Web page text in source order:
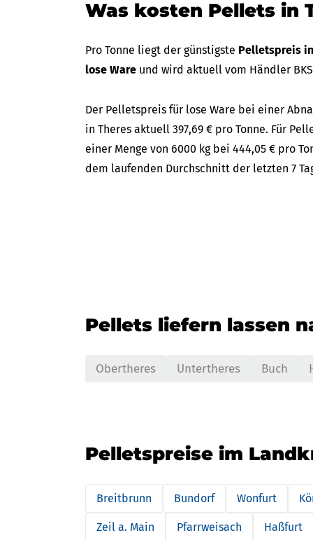
Was kosten Pellets in
Pro Tonne liegt der günstigste Pelletspreis
lose Ware und wird aktuell vom Händler
Der Pelletspreis für lose Ware bei einer
in Theres aktuell 397,69 € pro Tonne. Für
einer Menge von 6000 kg bei 444,05 € pro
dem laufenden Durchschnitt der letzten 7
Pellets liefern lassen
Obertheres Untertheres Buch
Pelletspreise im
Breitbrunn Bundorf Wonfurt
Zeil a. Main Pfarrweisach Haßfurt